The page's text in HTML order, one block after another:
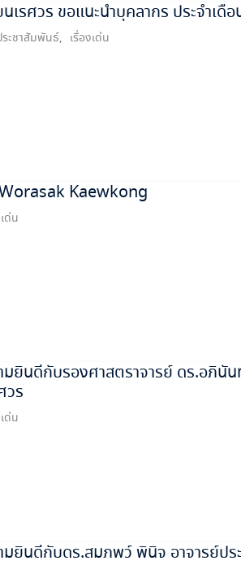
รศวร ขอแนะนำบุคลากร ประจำเดื
ระชาสัมพันธ์, เรื่องเด่น
Kaewkong
ด่น
ยินดีกับรองศาสตราจารย์ ดร.อภินั
วร
ด่น
นดีกับดร.สมภพว์ พินิจ อาจารย์ปร